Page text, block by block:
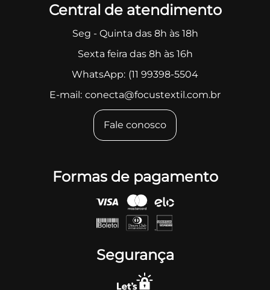
Central de atendimento
Seg - Quinta das 8h às 18h
Sexta feira das 8h às 16h
WhatsApp: (11 99398-5504
E-mail: conecta@focustextil.com.br
Fale conosco
Formas de pagamento
Segurança